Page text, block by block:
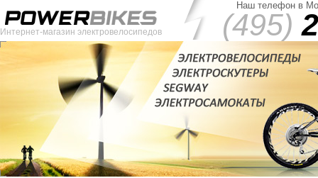
Интернет-магазин электровелосипедов
Наш телефон в
(495)